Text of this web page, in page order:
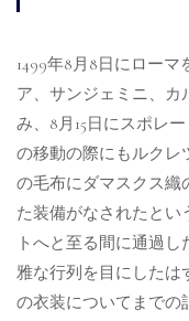
1499年8月8日にロー
ア、サンジェミニ、カ
み、8月15日にスポレ
の移動の際にもルクレ
の毛布にダマスクス織
た装備がなされたとい
トへと至る間に通過
雅な行列を目にしたは
の衣装についてまでの